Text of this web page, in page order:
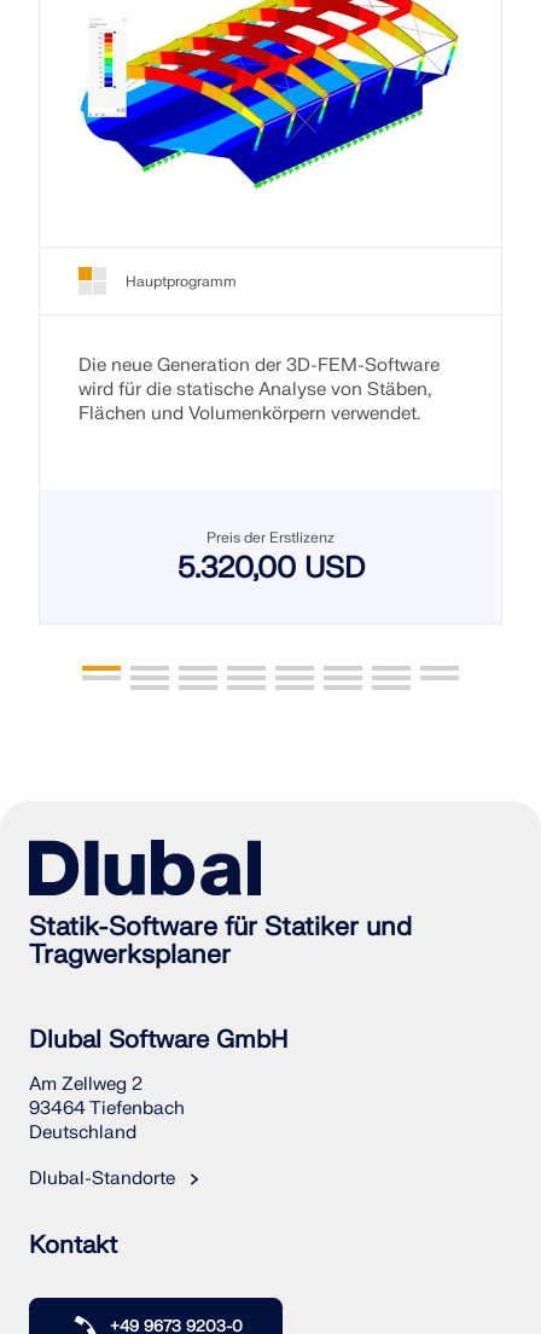
Hauptprogramm
Die neue Generation der 3D-FEM-Software
wird für die statische Analyse von Stäben,
Flächen und Volumenkörpern verwendet.
Preis der Erstlizenz
5.320,00 USD
Statik-Software für Statiker und
Tragwerksplaner
Dlubal Software GmbH
Am Zellweg 2
93464 Tiefenbach
Deutschland
Dlubal-Standorte
Kontakt
+49 9673 9203-0